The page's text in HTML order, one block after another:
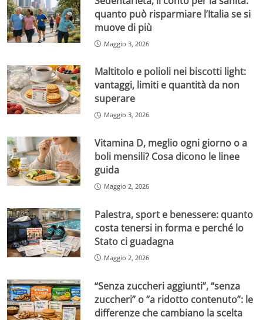
quanto può risparmiare l’Italia se si
muove di più
Maggio 3, 2026
Maltitolo e polioli nei biscotti light:
vantaggi, limiti e quantità da non
superare
Maggio 3, 2026
Vitamina D, meglio ogni giorno o a
boli mensili? Cosa dicono le linee
guida
Maggio 2, 2026
Palestra, sport e benessere: quanto
costa tenersi in forma e perché lo
Stato ci guadagna
Maggio 2, 2026
“Senza zuccheri aggiunti”, “senza
zuccheri” o “a ridotto contenuto”: le
differenze che cambiano la scelta